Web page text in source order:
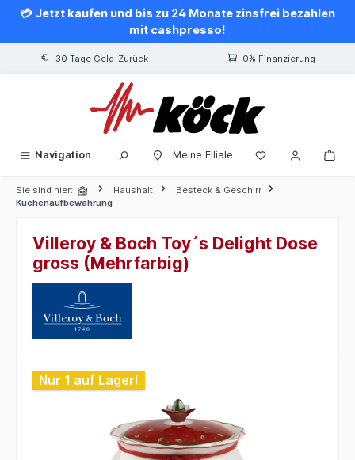
springen
💳 Jetzt kaufen und bis zu 24 Monate zinsfrei bezahlen
mit cashpresso!
30 Tage Geld-Zurück 0% Finanzierung
Navigation Meine Filiale
Sie sind hier: Haushalt
Besteck & Geschirr
Küchenaufbewahrung
Villeroy & Boch Toy´s Delight Dose
gross (Mehrfarbig)
Bildergalerie überspringen
Nur 1 auf Lager!